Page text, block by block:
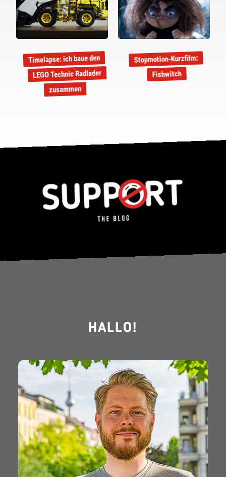
Timelapse: ich baue den
LEGO Technic Radlader
zusammen
Stopmotion-Kurzfilm:
Fishwitch
HALLO!